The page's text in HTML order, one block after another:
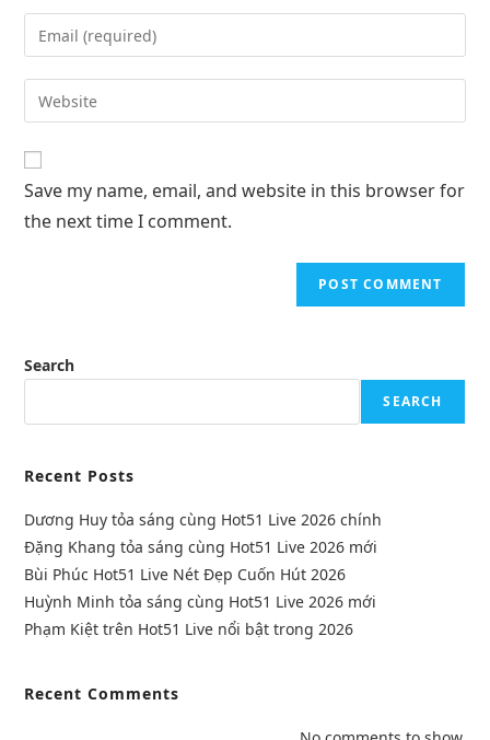
Save my name, email, and website in this browser for
the next time I comment.
Search
SEARCH
Recent Posts
Dương Huy tỏa sáng cùng Hot51 Live 2026 chính
Đặng Khang tỏa sáng cùng Hot51 Live 2026 mới
Bùi Phúc Hot51 Live Nét Đẹp Cuốn Hút 2026
Huỳnh Minh tỏa sáng cùng Hot51 Live 2026 mới
Phạm Kiệt trên Hot51 Live nổi bật trong 2026
Recent Comments